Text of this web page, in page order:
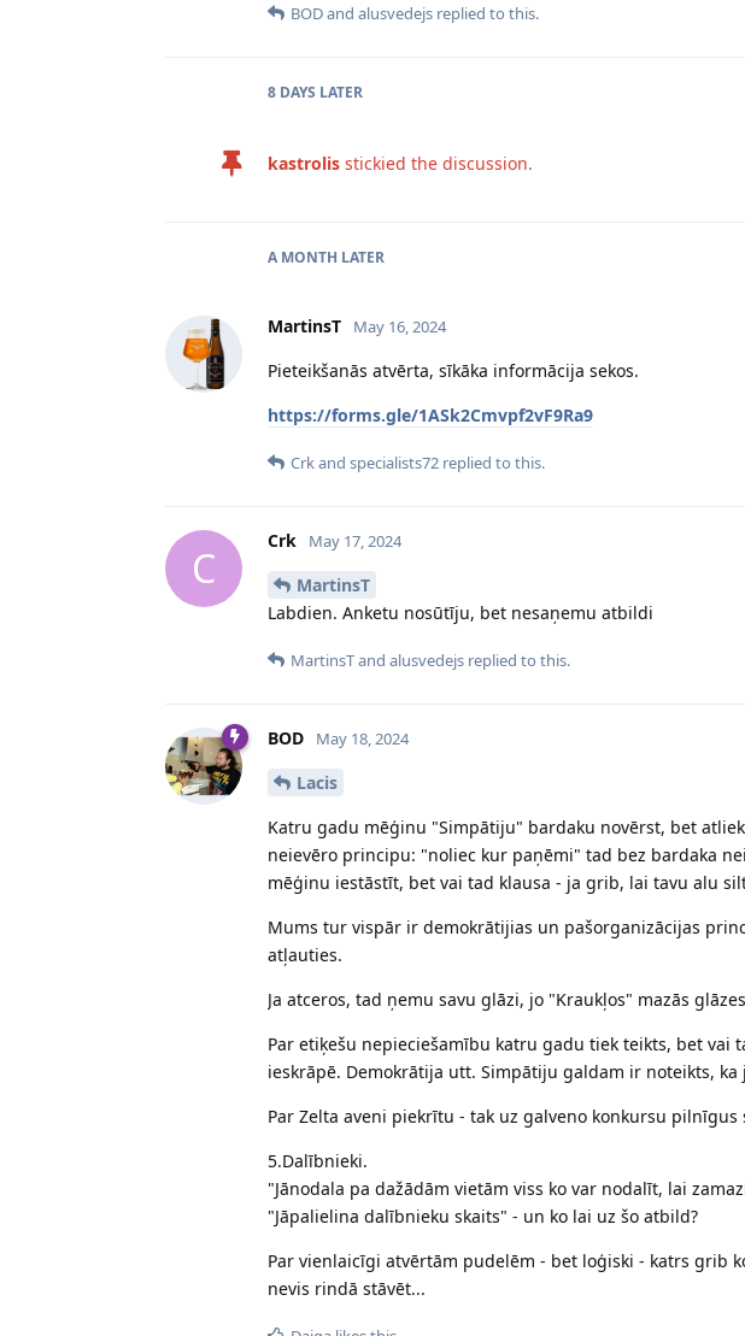
BODand alusvedejs replied to this.
8 DAYS LATER
kastrolis stickied the discussion.
A MONTH LATER
MartinsT May 16, 2024
Pieteikšanās atvērta, sīkāka informācija sekos.
https://forms.gle/1ASk2Cmvpf2vF9Ra9
Crkand specialists72 replied to this.
C
Crk May 17, 2024
MartinsT
Labdien. Anketu nosūtīju, bet nesaņemu atbildi
MartinsTand alusvedejs replied to this.
BOD May 18, 2024
Lacis
Katru gadu mēģinu "Simpātiju" bardaku novērst, bet
neievēro principu: "noliec kur paņēmi" tad bez bardaka
mēģinu iestāstīt, bet vai tad klausa - ja grib, lai tavu alu
Mums tur vispār ir demokrātijias un pašorganizācijas
atļauties.
Ja atceros, tad ņemu savu glāzi, jo "Kraukļos" mazās
Par etiķešu nepieciešamību katru gadu tiek teikts, bet vai
ieskrāpē. Demokrātija utt. Simpātiju galdam ir noteikts,
Par Zelta aveni piekrītu - tak uz galveno konkursu
5.Dalībnieki.
"Jānodala pa dažādām vietām viss ko var nodalīt, lai
"Jāpalielina dalībnieku skaits" - un ko lai uz šo atbild?
Par vienlaicīgi atvērtām pudelēm - bet loģiski - katrs grib
nevis rindā stāvēt...